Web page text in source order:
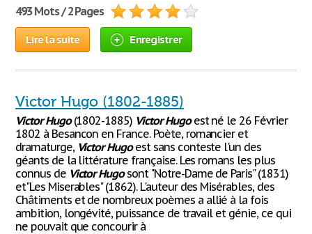
493 Mots / 2 Pages
Lire la suite Enregistrer
Victor Hugo (1802-1885)
VictorHugo(1802-1885) VictorHugoest né le 26 Février
1802 à Besancon en France. Poète, romancier et
dramaturge, Victor Hugoest sans conteste l'un des
géants de la littérature française. Les romans les plus
connus de Victor Hugosont "Notre-Dame de Paris" (1831)
et"Les Miserables" (1862). L'auteur des Misérables, des
Châtiments et de nombreux poèmes a allié à la fois
ambition, longévité, puissance de travail et génie, ce qui
ne pouvait que concourir à